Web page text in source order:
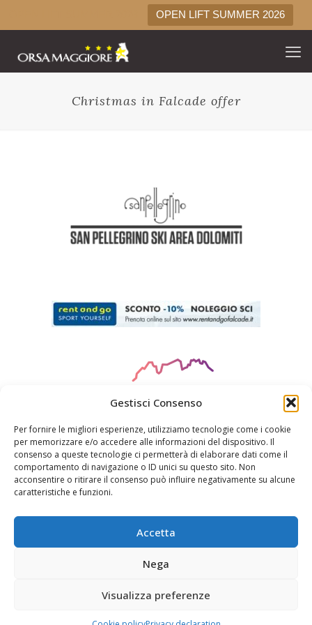
Gestisci Consenso
Per fornire le migliori esperienze, utilizziamo tecnologie come i cookie
per memorizzare e/o accedere alle informazioni del dispositivo. Il
consenso a queste tecnologie ci permetterà di elaborare dati come il
comportamento di navigazione o ID unici su questo sito. Non
acconsentire o ritirare il consenso può influire negativamente su alcune
caratteristiche e funzioni.
Accetta
Nega
Visualizza preferenze
OPEN LIFT SUMMER 2026
Christmas in Falcade offer
CIN: HOTEL IT025019A17W3E9TGC
© ORSA MAGGIORE S.R.L. - FALCADE BELLUNO - P.IVA
CIN Codes